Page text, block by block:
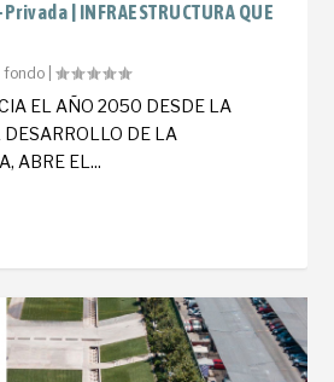
| INFRAESTRUCTURA QUE
fondo |
EL AÑO 2050 DESDE LA
DESARROLLO DE LA
ABRE EL...